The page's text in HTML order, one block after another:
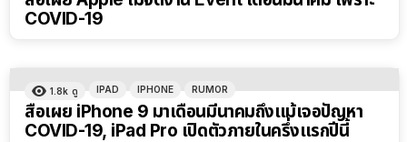
COVID-19
1.8k ดู IPAD IPHONE RUMOR
สื่อเผย iPhone 9 มาเดือนมีนาคมถึงแม้เจอปัญหา
COVID-19, iPad Pro เปิดตัวภายในครึ่งแรกปีนี้